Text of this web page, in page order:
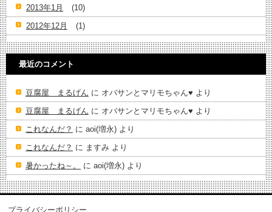
2013年1月
(10)
2012年12月
(1)
最近のコメント
豆腐屋 まるげん に オバサンとマリモちゃん♥️ より
豆腐屋 まるげん に オバサンとマリモちゃん♥️ より
これなんだ？ に aoi(増永) より
これなんだ？ に ますみ より
暑かったね～。
に aoi(増永) より
プライバシーポリシー